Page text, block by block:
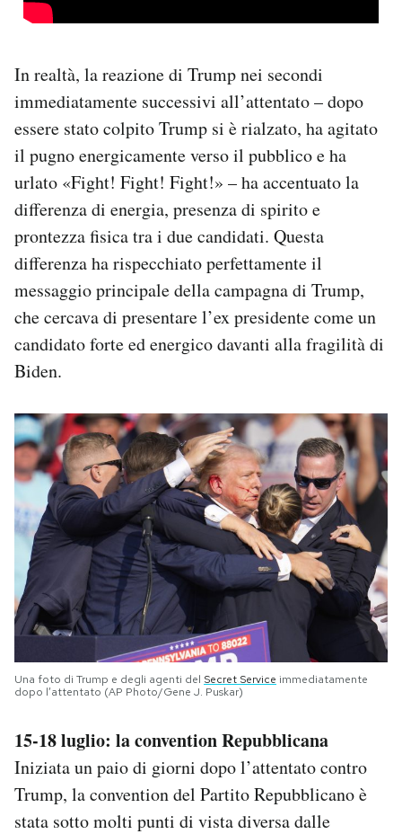
In realtà, la reazione di Trump nei secondi
immediatamente successivi all’attentato – dopo
essere stato colpito Trump si è rialzato, ha agitato
il pugno energicamente verso il pubblico e ha
urlato «Fight! Fight! Fight!» – ha accentuato la
differenza di energia, presenza di spirito e
prontezza fisica tra i due candidati. Questa
differenza ha rispecchiato perfettamente il
messaggio principale della campagna di Trump,
che cercava di presentare l’ex presidente come un
candidato forte ed energico davanti alla fragilità di
Biden.
Una foto di Trump e degli agenti del Secret Service immediatamente
dopo l’attentato (AP Photo/Gene J. Puskar)
15-18 luglio: la convention Repubblicana
Iniziata un paio di giorni dopo l’attentato contro
Trump, la convention del Partito Repubblicano è
stata sotto molti punti di vista diversa dalle